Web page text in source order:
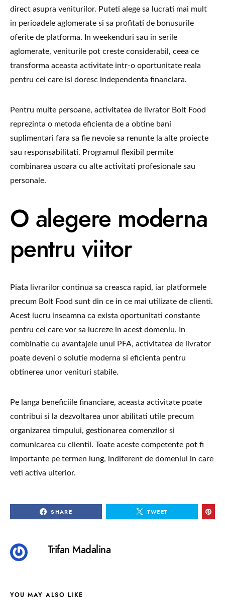
direct asupra veniturilor. Puteti alege sa lucrati mai mult
in perioadele aglomerate si sa profitati de bonusurile
oferite de platforma. In weekenduri sau in serile
aglomerate, veniturile pot creste considerabil, ceea ce
transforma aceasta activitate intr-o oportunitate reala
pentru cei care isi doresc independenta financiara.
Pentru multe persoane, activitatea de livrator Bolt Food
reprezinta o metoda eficienta de a obtine bani
suplimentari fara sa fie nevoie sa renunte la alte proiecte
sau responsabilitati. Programul flexibil permite
combinarea usoara cu alte activitati profesionale sau
personale.
O alegere moderna
pentru viitor
Piata livrarilor continua sa creasca rapid, iar platformele
precum Bolt Food sunt din ce in ce mai utilizate de clienti.
Acest lucru inseamna ca exista oportunitati constante
pentru cei care vor sa lucreze in acest domeniu. In
combinatie cu avantajele unui PFA, activitatea de livrator
poate deveni o solutie moderna si eficienta pentru
obtinerea unor venituri stabile.
Pe langa beneficiile financiare, aceasta activitate poate
contribui si la dezvoltarea unor abilitati utile precum
organizarea timpului, gestionarea comenzilor si
comunicarea cu clientii. Toate aceste competente pot fi
importante pe termen lung, indiferent de domeniul in care
veti activa ulterior.
SHARE TWEET
Trifan Madalina
YOU MAY ALSO LIKE